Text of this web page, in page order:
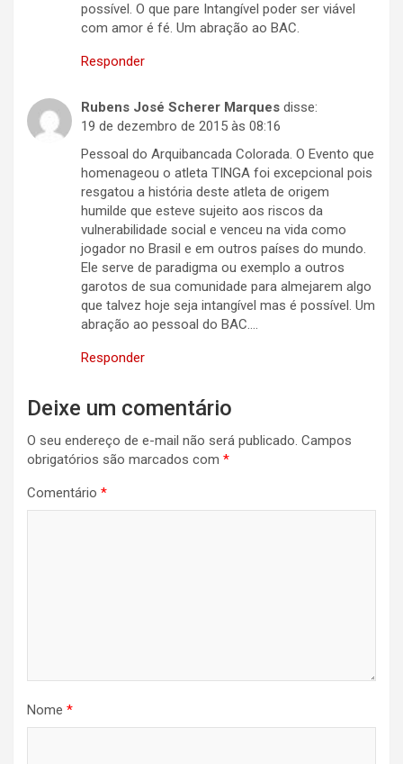
possível. O que pare Intangível poder ser viável
com amor é fé. Um abração ao BAC.
Responder
Rubens José Scherer Marques disse:
19 de dezembro de 2015 às 08:16
Pessoal do Arquibancada Colorada. O Evento que
homenageou o atleta TINGA foi excepcional pois
resgatou a história deste atleta de origem
humilde que esteve sujeito aos riscos da
vulnerabilidade social e venceu na vida como
jogador no Brasil e em outros países do mundo.
Ele serve de paradigma ou exemplo a outros
garotos de sua comunidade para almejarem algo
que talvez hoje seja intangível mas é possível. Um
abração ao pessoal do BAC….
Responder
Deixe um comentário
O seu endereço de e-mail não será publicado. Campos
obrigatórios são marcados com *
Comentário *
Nome *